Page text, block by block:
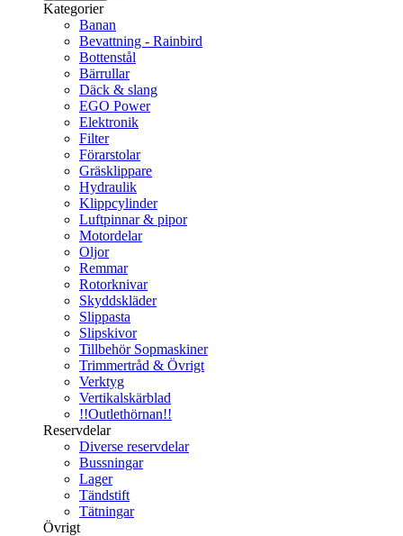
Kategorier
Banan
Bevattning - Rainbird
Bottenstål
Bärrullar
Däck & slang
EGO Power
Elektronik
Filter
Förarstolar
Gräsklippare
Hydraulik
Klippcylinder
Luftpinnar & pipor
Motordelar
Oljor
Remmar
Rotorknivar
Skyddskläder
Slippasta
Slipskivor
Tillbehör Sopmaskiner
Trimmertråd & Övrigt
Verktyg
Vertikalskärblad
!!Outlethörnan!!
Reservdelar
Diverse reservdelar
Bussningar
Lager
Tändstift
Tätningar
Övrigt